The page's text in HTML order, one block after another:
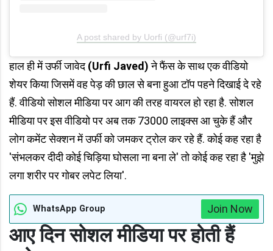
A post shared by Uorfi (@urf7i)
हाल ही में उर्फी जावेद(Urfi Javed)ने फैंस के साथ एक वीडियो
शेयर किया जिसमें वह पेड़ की छाल से बना हुआ टॉप पहने दिखाई दे रहे
हैं. वीडियो सोशल मीडिया पर आग की तरह वायरल हो रहा है. सोशल
मीडिया पर इस वीडियो पर अब तक 73000 लाइक्स आ चुके हैं और
लोग कमेंट सेक्शन में उर्फी को जमकर ट्रोल कर रहे हैं. कोई कह रहा है
'संभलकर दीदी कोई चिड़िया घोसला ना बना ले' तो कोई कह रहा है 'मुझे
लगा शरीर पर गोबर लपेट लिया'.
WhatsApp Group Join Now
आए दिन सोशल मीडिया पर होती हैं